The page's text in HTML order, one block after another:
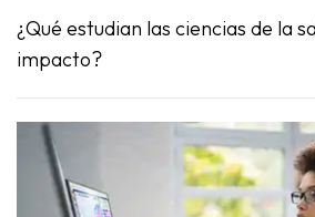
¿Qué estudian las ciencias de la
impacto?